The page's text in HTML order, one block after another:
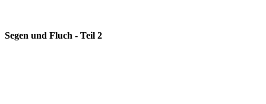
Segen und Fluch - Teil 2